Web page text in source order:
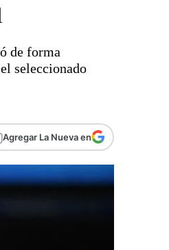
de forma
seleccionado
Agregar La Nueva en